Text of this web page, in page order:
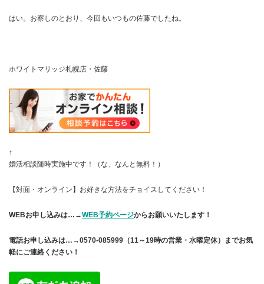
はい。お察しのとおり、今回もいつもの佐藤でしたね。
ホワイトマリッジ札幌店・佐藤
↑
婚活相談随時実施中です！（な、なんと無料！）
【対面・オンライン】お好きな方法をチョイスしてください！
WEBお申し込みは…→WEB予約ページからお願いいたします！
電話お申し込みは…→0570-085999（11～19時の営業・水曜定休）までお気
軽にご連絡ください！